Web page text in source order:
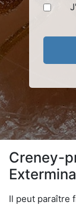
Creney-
Il peut paraître